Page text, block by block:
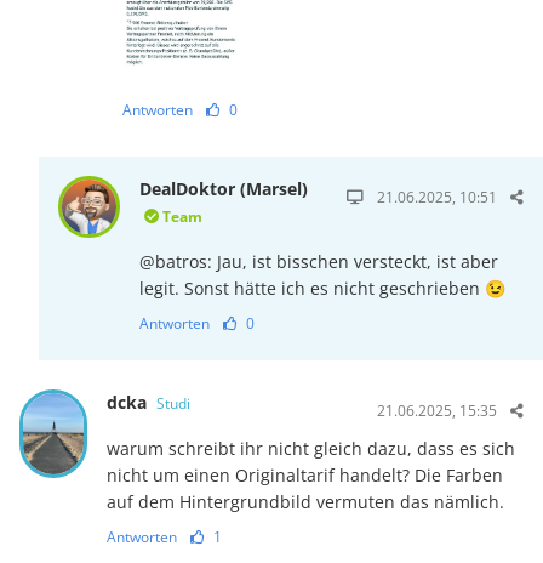
Antworten 0
DealDoktor (Marsel)
Team
21.06.2025, 10:51
@batros: Jau, ist bisschen versteckt, ist aber
legit. Sonst hätte ich es nicht geschrieben 😉
Antworten 0
dcka Studi 21.06.2025, 15:35
warum schreibt ihr nicht gleich dazu, dass es sich
nicht um einen Originaltarif handelt? Die Farben
auf dem Hintergrundbild vermuten das nämlich.
Antworten 1